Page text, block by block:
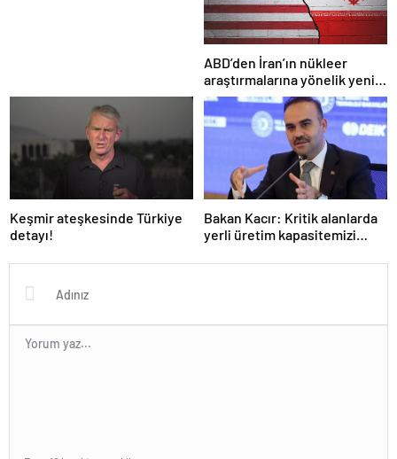
ABD’den İran’ın nükleer
araştırmalarına yönelik yeni
yaptırımlar
Keşmir ateşkesinde Türkiye
detayı!
Bakan Kacır: Kritik alanlarda
yerli üretim kapasitemizi